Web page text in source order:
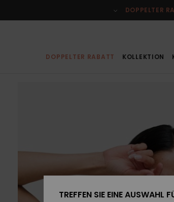
DOPPELTER
DOPPELTER RABATT KOLLEKTION
TREFFEN SIE EINE AUSWAHL